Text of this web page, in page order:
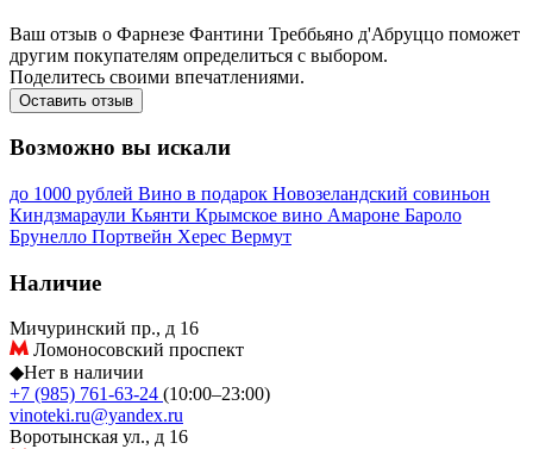
Ваш отзыв о Фарнезе Фантини Треббьяно д'Абруццо поможет
другим покупателям определиться с выбором.
Поделитесь своими впечатлениями.
Оставить отзыв
Возможно вы искали
до 1000 рублей Вино в подарок Новозеландский совиньон
Киндзмараули Кьянти Крымское вино Амароне Бароло
Брунелло Портвейн Херес Вермут
Наличие
Мичуринский пр., д 16
Ломоносовский проспект
◆Нет в наличии
+7 (985) 761-63-24 (10:00–23:00)
vinoteki.ru@yandex.ru
Воротынская ул., д 16